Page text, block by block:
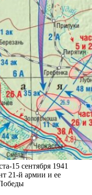
15 сентября 1941
21-й армии и ее